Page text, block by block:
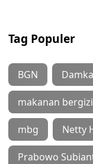
Tag Populer
BGN
makanan
mbg Netty
Prabowo